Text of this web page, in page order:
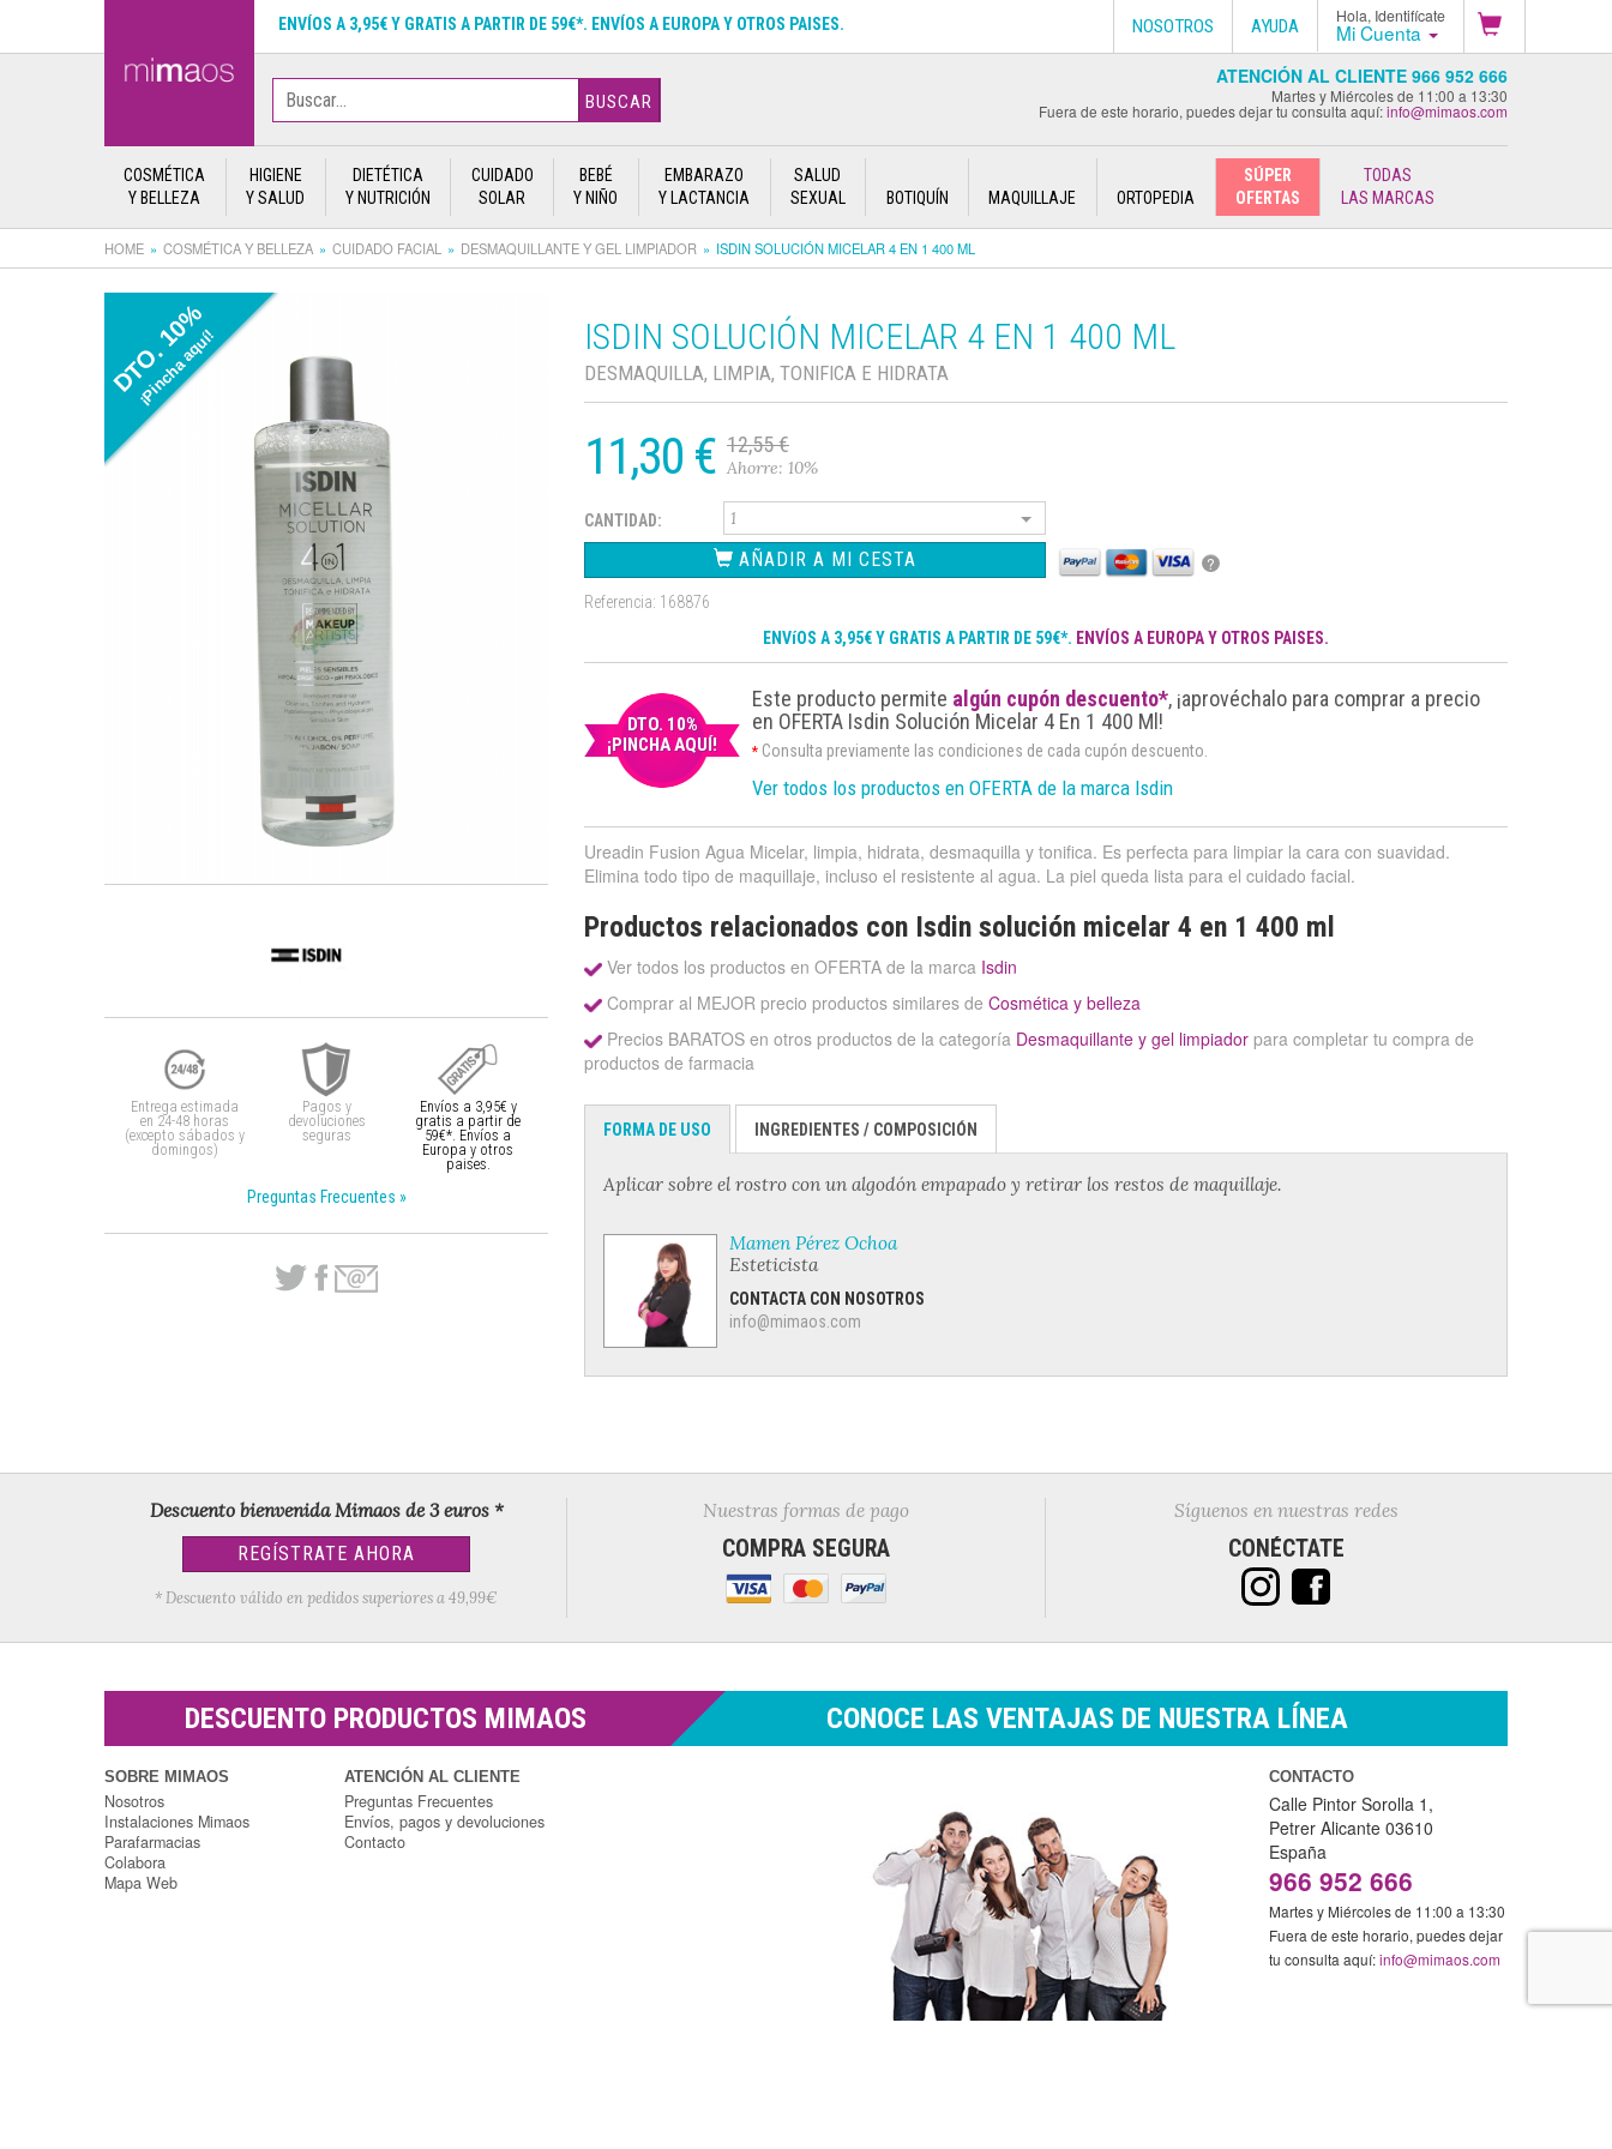
ENVÍOS A 3,95€ Y GRATIS A PARTIR DE 59€*. ENVÍOS A EUROPA Y OTROS PAISES. Hola, Identifícate
Mi Cuenta
AYUDA
NOSOTROS
BUSCAR
ATENCIÓN AL CLIENTE 966 952 666
Martes y Miércoles de 11:00 a 13:30
Fuera de este horario, puedes dejar tu consulta aquí:info@mimaos.com
COSMÉTICA
Y BELLEZA
HIGIENE
Y SALUD
DIETÉTICA
Y NUTRICIÓN
CUIDADO
SOLAR
BEBÉ
Y NIÑO
EMBARAZO
Y LACTANCIA
SALUD
SEXUAL
BOTIQUÍN MAQUILLAJE ORTOPEDIA
SÚPER
OFERTAS
TODAS
LAS MARCAS
HOME COSMÉTICA Y BELLEZA CUIDADO FACIAL DESMAQUILLANTE Y GEL LIMPIADOR ISDIN SOLUCIÓN MICELAR 4 EN 1 400 ML
DTO. 10%
¡Pincha aquí!
Entrega estimada
en 24-48 horas
(excepto sábados y
domingos)
Pagos y
devoluciones
seguras
Envíos a 3,95€ y
gratis a partir de
59€*. Envíos a
Europa y otros
paises.
Preguntas Frecuentes »
ISDIN SOLUCIÓN MICELAR 4 EN 1 400 ML
DESMAQUILLA, LIMPIA, TONIFICA E HIDRATA
11,30 € 12,55 €
Ahorre: 10%
CANTIDAD:
AÑADIR A MI CESTA ?
Referencia: 168876
ENVíOS A 3,95€ Y GRATIS A PARTIR DE 59€*. ENVÍOS A EUROPA Y OTROS PAISES.
DTO. 10%
¡PINCHA AQUÍ!
Este producto permite algún cupón descuento*, ¡aprovéchalo para comprar a precio
en OFERTA Isdin Solución Micelar 4 En 1 400 Ml!
* Consulta previamente las condiciones de cada cupón descuento.
Ver todos los productos en OFERTA de la marca Isdin
Ureadin Fusion Agua Micelar, limpia, hidrata, desmaquilla y tonifica. Es perfecta para limpiar la cara con suavidad.
Elimina todo tipo de maquillaje, incluso el resistente al agua. La piel queda lista para el cuidado facial.
Productos relacionados con Isdin solución micelar 4 en 1 400 ml
Ver todos los productos en OFERTA de la marca Isdin
Comprar al MEJOR precio productos similares de Cosmética y belleza
Precios BARATOS en otros productos de la categoría Desmaquillante y gel limpiador para completar tu compra de
productos de farmacia
FORMA DE USO INGREDIENTES / COMPOSICIÓN
Aplicar sobre el rostro con un algodón empapado y retirar los restos de maquillaje.
Mamen Pérez Ochoa
Esteticista
CONTACTA CON NOSOTROS
info@mimaos.com
Descuento bienvenida Mimaos de 3 euros *
REGÍSTRATE AHORA
* Descuento válido en pedidos superiores a 49,99€
Nuestras formas de pago
COMPRA SEGURA
Síguenos en nuestras redes
CONÉCTATE
DESCUENTO PRODUCTOS MIMAOS CONOCE LAS VENTAJAS DE NUESTRA LÍNEA
SOBRE MIMAOS
Nosotros
Instalaciones Mimaos
Parafarmacias
Colabora
Mapa Web
ATENCIÓN AL CLIENTE
Preguntas Frecuentes
Envíos, pagos y devoluciones
Contacto
CONTACTO
Calle Pintor Sorolla 1,
Petrer Alicante 03610
España
966 952 666
Martes y Miércoles de 11:00 a 13:30
Fuera de este horario, puedes dejar
tu consulta aquí:info@mimaos.com